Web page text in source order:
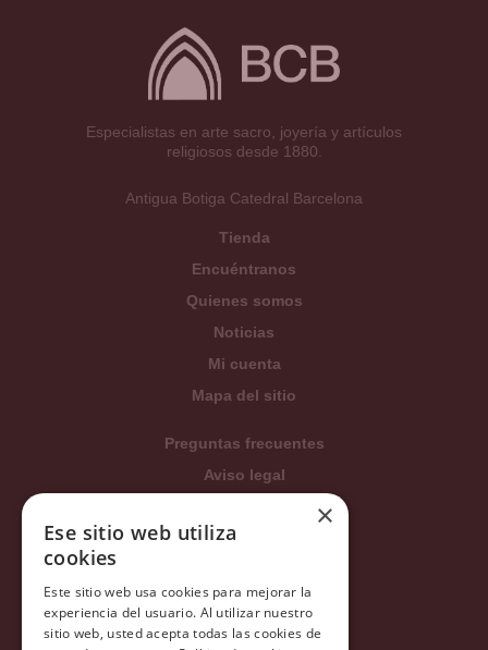
Especialistas en arte sacro, joyería y artículos
religiosos desde 1880.
Antigua Botiga Catedral Barcelona
Tienda
Encuéntranos
Quienes somos
Noticias
Mi cuenta
Mapa del sitio
Preguntas frecuentes
Aviso legal
Condiciones generales
Política de privacidad
Política Integrada
Tratamiento de datos
×
Ese sitio web utiliza
cookies
Este sitio web usa cookies para mejorar la
experiencia del usuario. Al utilizar nuestro
sitio web, usted acepta todas las cookies de